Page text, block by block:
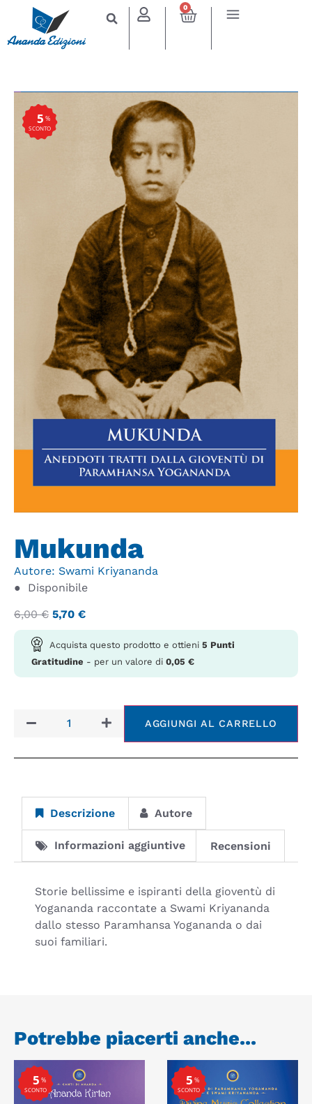
0
Mukunda
Autore: Swami Kriyananda
●
Disponibile
6,00€ 5,70 €
Acquista questo prodotto e ottieni 5 Punti
Gratitudine - per un valore di 0,05 €
AGGIUNGI AL CARRELLO
Descrizione Autore
Informazioni aggiuntive Recensioni
Storie bellissime e ispiranti della gioventù di
Yogananda raccontate a Swami Kriyananda
dallo stesso Paramhansa Yogananda o dai
suoi familiari.
Potrebbe piacerti anche...
%
SCONTO
5
%
SCONTO
5 %
SCONTO
5